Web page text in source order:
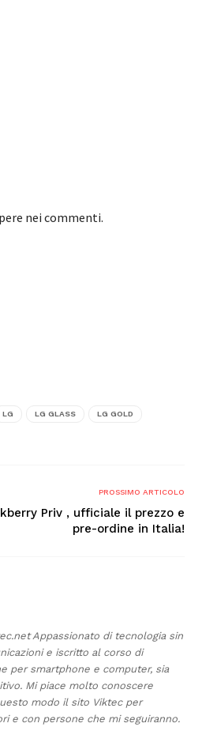
nei commenti.
LG LG GLASS LG GOLD
PROSSIMO ARTICOLO
Priv , ufficiale il prezzo e
pre-ordine in Italia!
Appassionato di tecnologia sin
e iscritto al corso di
per smartphone e computer, sia
Mi piace molto conoscere
modo il sito Viktec per
e con persone che mi seguiranno.